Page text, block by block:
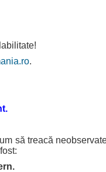
.
să treacă